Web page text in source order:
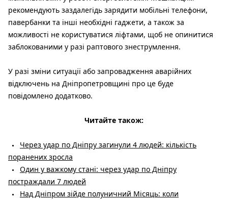
рекомендують заздалегідь зарядити мобільні телефони,
павербанки та інші необхідні гаджети, а також за
можливості не користуватися ліфтами, щоб не опинитися
заблокованими у разі раптового знеструмлення.
У разі зміни ситуації або запровадження аварійних
відключень на Дніпропетровщині про це буде
повідомлено додатково.
Читайте також:
Через удар по Дніпру загинули 4 людей: кількість
поранених зросла
Один у важкому стані: через удар по Дніпру
постраждали 7 людей
Над Дніпром зійде полуничний Місяць: коли